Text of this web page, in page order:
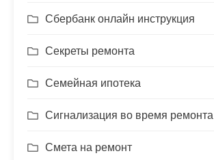
Сбербанк онлайн инструкция
Секреты ремонта
Семейная ипотека
Сигнализация во время ремонта
Смета на ремонт